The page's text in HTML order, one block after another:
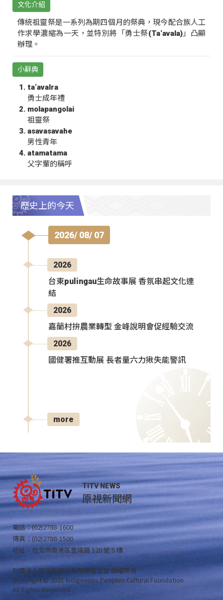
文化介紹
傳統祖靈祭是一系列為期四個月的祭典，現今配合族人工
作求學濃縮為一天，並特別將「勇士祭(Ta‘avala)」凸顯
辦理。
小辭典
ta‘avalra
勇士成年禮
molapangolai
祖靈祭
asavasavahe
男性青年
atamatama
父字輩的稱呼
歷史上的今天
2026/ 08/ 07
2026
台東pulingau生命故事展 香氛串起文化連
結
2026
嘉蘭村拚農業轉型 金峰說明會促經驗交流
2026
國健署推互動展 長者量六力揪失能警訊
more
TITV NEWS
原視新聞網
電話：(02)2788-1600
傳真：(02)2788-1500
地址：台北市南港區重陽路 120 號 5 樓
財團法人原住民族文化事業基金會 版權所有
Copyright © 2021 Indigenous Peoples Cultural Foundation
All Rights Reserved .